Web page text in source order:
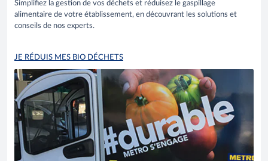
Simplifiez la gestion de vos déchets et réduisez le gaspillage
alimentaire de votre établissement, en découvrant les solutions et
conseils de nos experts.
JE RÉDUIS MES BIO DÉCHETS